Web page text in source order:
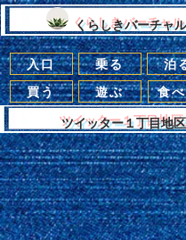
くらしきバーチャ
入口 乗る 泊
買う
遊ぶ 食
ツイッター１丁目地